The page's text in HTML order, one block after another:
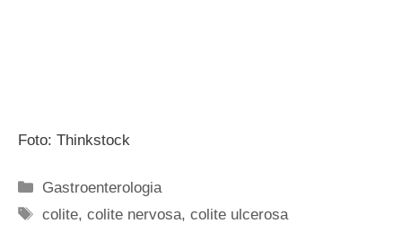
Foto: Thinkstock
Categorie
Gastroenterologia
Tag
colite,colite nervosa,colite ulcerosa